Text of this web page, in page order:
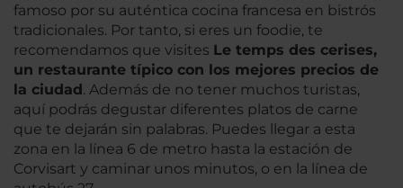
famoso por su auténtica cocina francesa en bistrós
tradicionales. Por tanto, si eres un foodie, te
recomendamos que visites Le temps des cerises,
un restaurante típico con los mejores precios de
la ciudad. Además de no tener muchos turistas,
aquí podrás degustar diferentes platos de carne
que te dejarán sin palabras. Puedes llegar a esta
zona en la línea 6 de metro hasta la estación de
Corvisart y caminar unos minutos, o en la línea de